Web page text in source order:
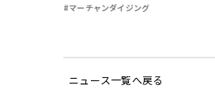
#マーチャンダイジング
ニュース一覧へ戻る